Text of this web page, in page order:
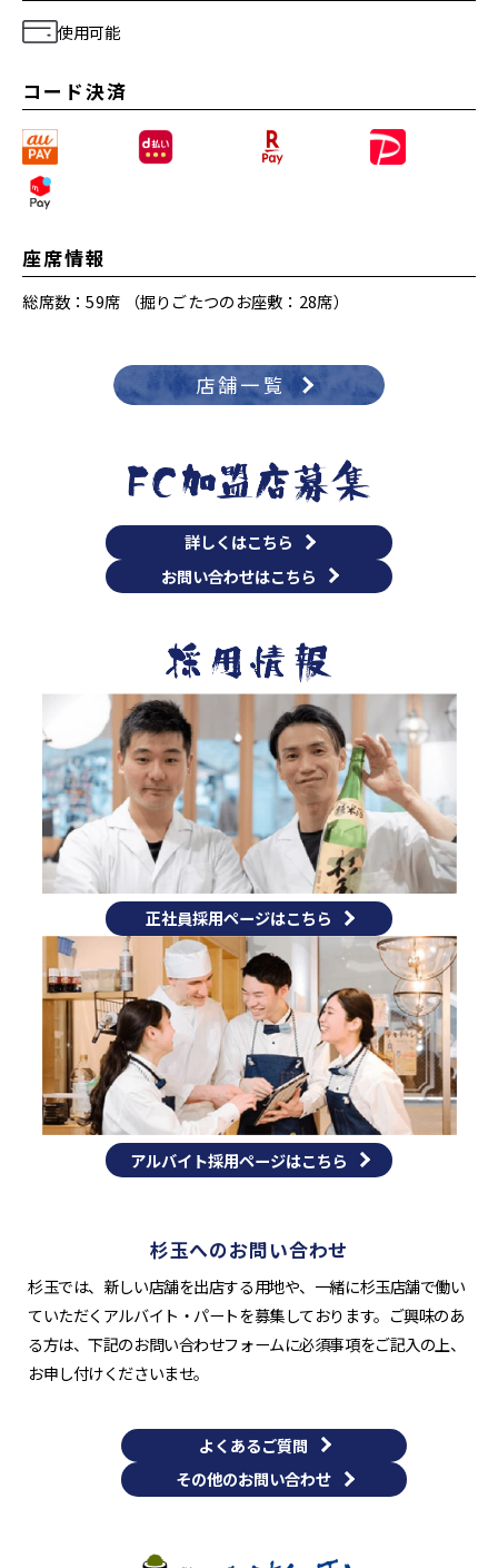
使用可能
コード決済
座席情報
総席数：59席 （掘りごたつのお座敷：28席）
店舗一覧
詳しくはこちら
お問い合わせはこちら
正社員採用ページはこちら
アルバイト採用ページはこちら
杉玉へのお問い合わせ
杉玉では、新しい店舗を出店する用地や、一緒に杉玉店舗で働い
ていただくアルバイト・パートを募集しております。ご興味のあ
る方は、下記のお問い合わせフォームに必須事項をご記入の上、
お申し付けくださいませ。
よくあるご質問
その他のお問い合わせ